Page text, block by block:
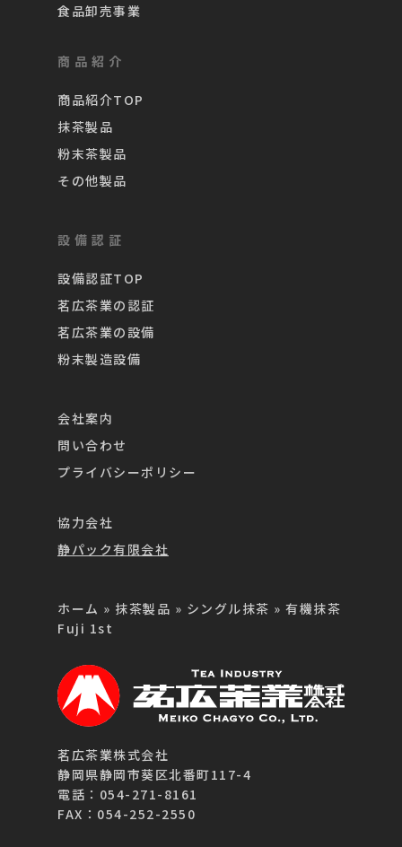
食品卸売事業
商品紹介
商品紹介TOP
抹茶製品
粉末茶製品
その他製品
設備認証
設備認証TOP
茗広茶業の認証
茗広茶業の設備
粉末製造設備
会社案内
問い合わせ
プライバシーポリシー
協力会社
静パック有限会社
ホーム » 抹茶製品 » シングル抹茶 » 有機抹茶
Fuji 1st
茗広茶業株式会社
静岡県静岡市葵区北番町117-4
電話：054-271-8161
FAX：054-252-2550